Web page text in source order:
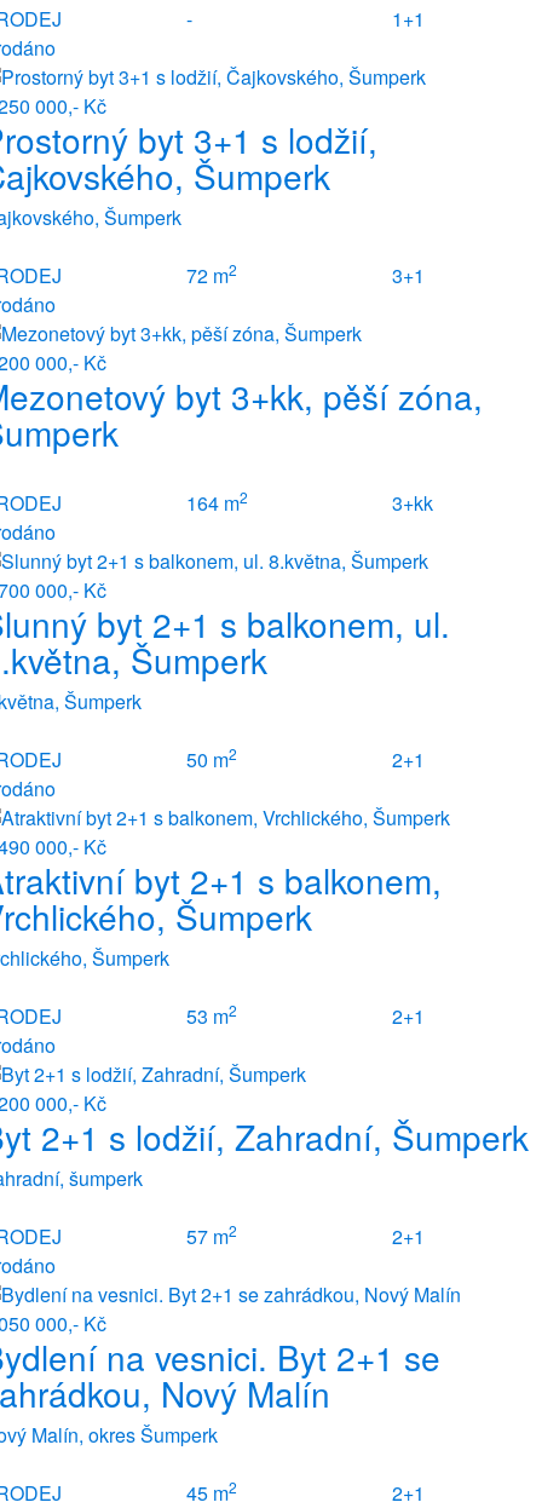
-
1+1
000,- Kč
byt 3+1 s lodžií,
Šumperk
Šumperk
72 m2
3+1
000,- Kč
byt 3+kk, pěší zóna,
164 m2
3+kk
000,- Kč
byt 2+1 s balkonem, ul.
Šumperk
Šumperk
50 m2
2+1
000,- Kč
byt 2+1 s balkonem,
Šumperk
Šumperk
53 m2
2+1
000,- Kč
2+1 s lodžií, Zahradní, Šumperk
šumperk
57 m2
2+1
000,- Kč
na vesnici. Byt 2+1 se
Nový Malín
Malín, okres Šumperk
45 m2
2+1